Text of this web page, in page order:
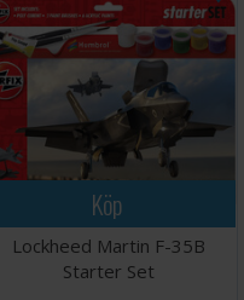
Köp
Lockheed Martin F-35B
Starter Set